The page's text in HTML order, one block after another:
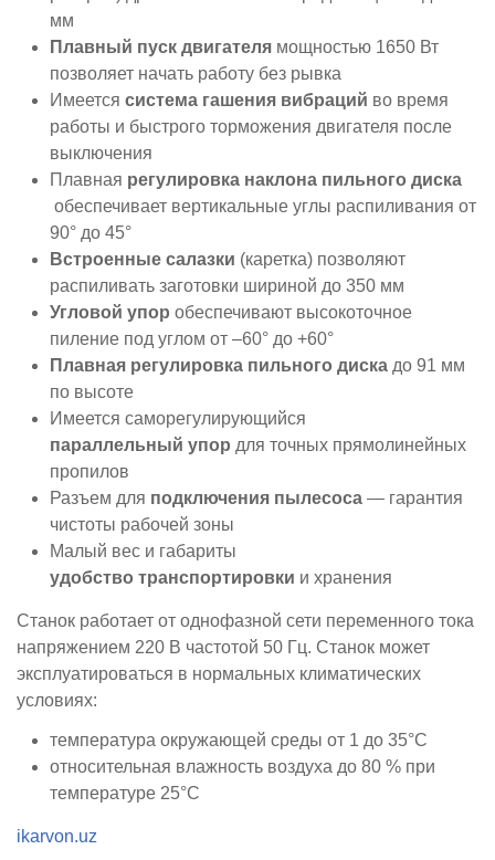
мм
Плавный пуск двигателя мощностью 1650 Вт
позволяет начать работу без рывка
Имеется система гашения вибраций во время
работы и быстрого торможения двигателя после
выключения
Плавная регулировка наклона пильного диска
обеспечивает вертикальные углы распиливания от
90° до 45°
Встроенные салазки (каретка) позволяют
распиливать заготовки шириной до 350 мм
Угловой упор обеспечивают высокоточное
пиление под углом от –60° до +60°
Плавная регулировка пильного диска до 91 мм
по высоте
Имеется саморегулирующийся
параллельный упор для точных прямолинейных
пропилов
Разъем для подключения пылесоса — гарантия
чистоты рабочей зоны
Малый вес и габариты
удобство транспортировки и хранения
Станок работает от однофазной сети переменного тока
напряжением 220 В частотой 50 Гц. Станок может
эксплуатироваться в нормальных климатических
условиях:
температура окружающей среды от 1 до 35°C
относительная влажность воздуха до 80 % при
температуре 25°C
ikarvon.uz